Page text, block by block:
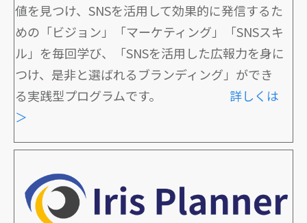
値を見つけ、SNSを活用して効果的に発信するた
めの「ビジョン」「マーケティング」「SNSスキ
ル」を毎回学び、「SNSを活用した広報力を身に
つけ、是非と選ばれるブランディング」ができ
る実践型プログラムです。 詳しくは
＞